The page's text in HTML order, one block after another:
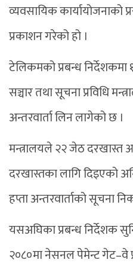
व्यवसायिक कार्यायोजनाको
प्रकाशन गरेको हो ।
टेलिकमको प्रबन्ध निर्देशकमा
सञ्चार तथा सूचना प्रविधि
अन्तरवार्ता लिन लागेको छ ।
मन्त्रालयले २२ जेठ दरखास्त
दरखास्तका लागि दिइएको
हप्ता अन्तरवार्ताको सूचना
यसअघिका प्रबन्ध निर्देशक
२०८०मा नेसनल पेमेन्ट गेट–वे